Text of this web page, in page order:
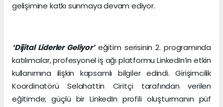
gelişimine katkı sunmaya devam ediyor.
‘Dijital Liderler Geliyor’eğitim serisinin 2. programında
katılımcılar, profesyonel iş ağı platformu LinkedIn’in etkin
kullanımına ilişkin kapsamlı bilgiler edindi. Girişimcilik
Koordinatörü Selahattin Ciritçi tarafından verilen
eğitimde; güçlü bir LinkedIn profili oluşturmanın püf